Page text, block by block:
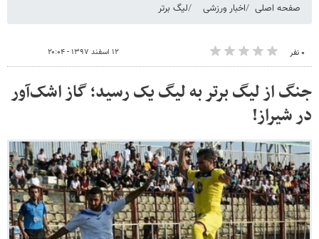
صفحه اصلی اخبار ورزشی لیگ برتر
۰ نفر ۱۲ اسفند ۱۳۹۷ - ۲۰:۰۴
جنگ از لیگ برتر به لیگ یک رسید؛ گاز اشک‌آور
در شیراز!